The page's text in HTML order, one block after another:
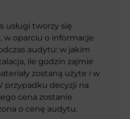
usługi tworzy się
w oparciu o informacje
audytu: w jakim
ile godzin zajmie
zostaną użyte i w
przypadku decyzji na
cena zostanie
o cenę audytu.